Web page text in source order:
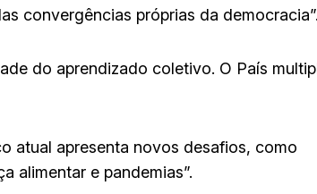
convergências próprias da democracia”.
do aprendizado coletivo. O País
atual apresenta novos desafios, como
alimentar e pandemias”.